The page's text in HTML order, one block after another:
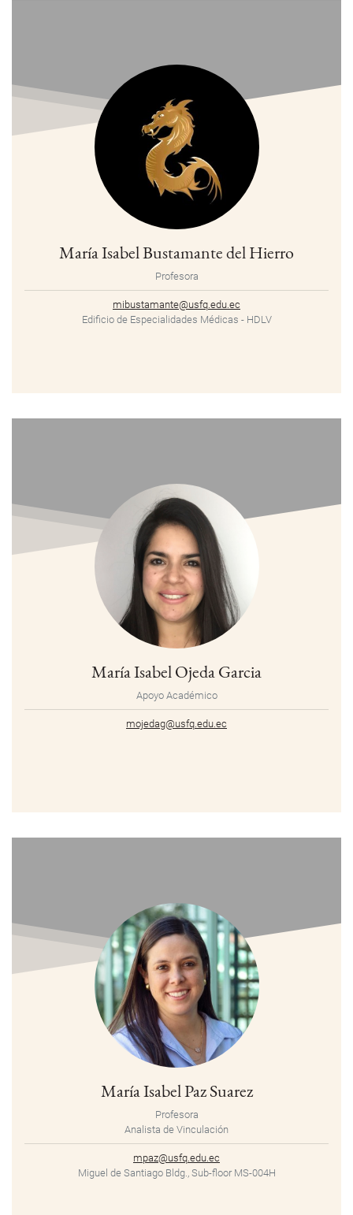
María Isabel Bustamante del Hierro
Profesora
mibustamante@usfq.edu.ec
Edificio de Especialidades Médicas - HDLV
María Isabel Ojeda Garcia
Apoyo Académico
mojedag@usfq.edu.ec
María Isabel Paz Suarez
Profesora
Analista de Vinculación
mpaz@usfq.edu.ec
Miguel de Santiago Bldg., Sub-floor MS-004H